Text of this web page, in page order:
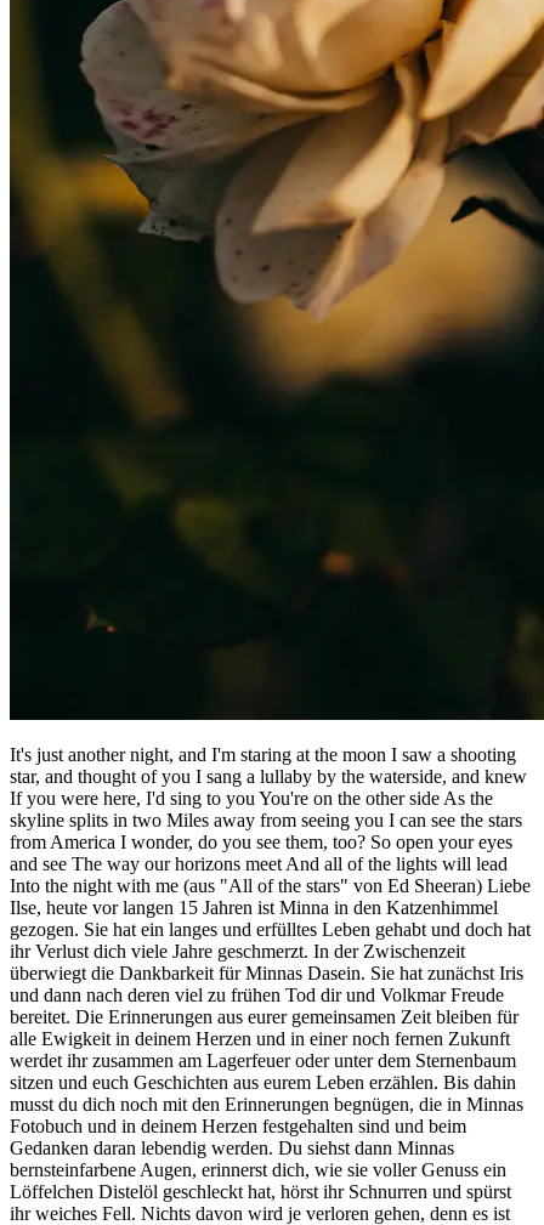
It's just another night, and I'm staring at the moon I saw a shooting
star, and thought of you I sang a lullaby by the waterside, and knew
If you were here, I'd sing to you You're on the other side As the
skyline splits in two Miles away from seeing you I can see the stars
from America I wonder, do you see them, too? So open your eyes
and see The way our horizons meet And all of the lights will lead
Into the night with me (aus "All of the stars" von Ed Sheeran) Liebe
Ilse, heute vor langen 15 Jahren ist Minna in den Katzenhimmel
gezogen. Sie hat ein langes und erfülltes Leben gehabt und doch hat
ihr Verlust dich viele Jahre geschmerzt. In der Zwischenzeit
überwiegt die Dankbarkeit für Minnas Dasein. Sie hat zunächst Iris
und dann nach deren viel zu frühen Tod dir und Volkmar Freude
bereitet. Die Erinnerungen aus eurer gemeinsamen Zeit bleiben für
alle Ewigkeit in deinem Herzen und in einer noch fernen Zukunft
werdet ihr zusammen am Lagerfeuer oder unter dem Sternenbaum
sitzen und euch Geschichten aus eurem Leben erzählen. Bis dahin
musst du dich noch mit den Erinnerungen begnügen, die in Minnas
Fotobuch und in deinem Herzen festgehalten sind und beim
Gedanken daran lebendig werden. Du siehst dann Minnas
bernsteinfarbene Augen, erinnerst dich, wie sie voller Genuss ein
Löffelchen Distelöl geschleckt hat, hörst ihr Schnurren und spürst
ihr weiches Fell. Nichts davon wird je verloren gehen, denn es ist